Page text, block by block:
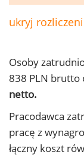
ukryj
Osoby
838 PLN brutto
netto.
Pracodawca
pracę z
łączny koszt